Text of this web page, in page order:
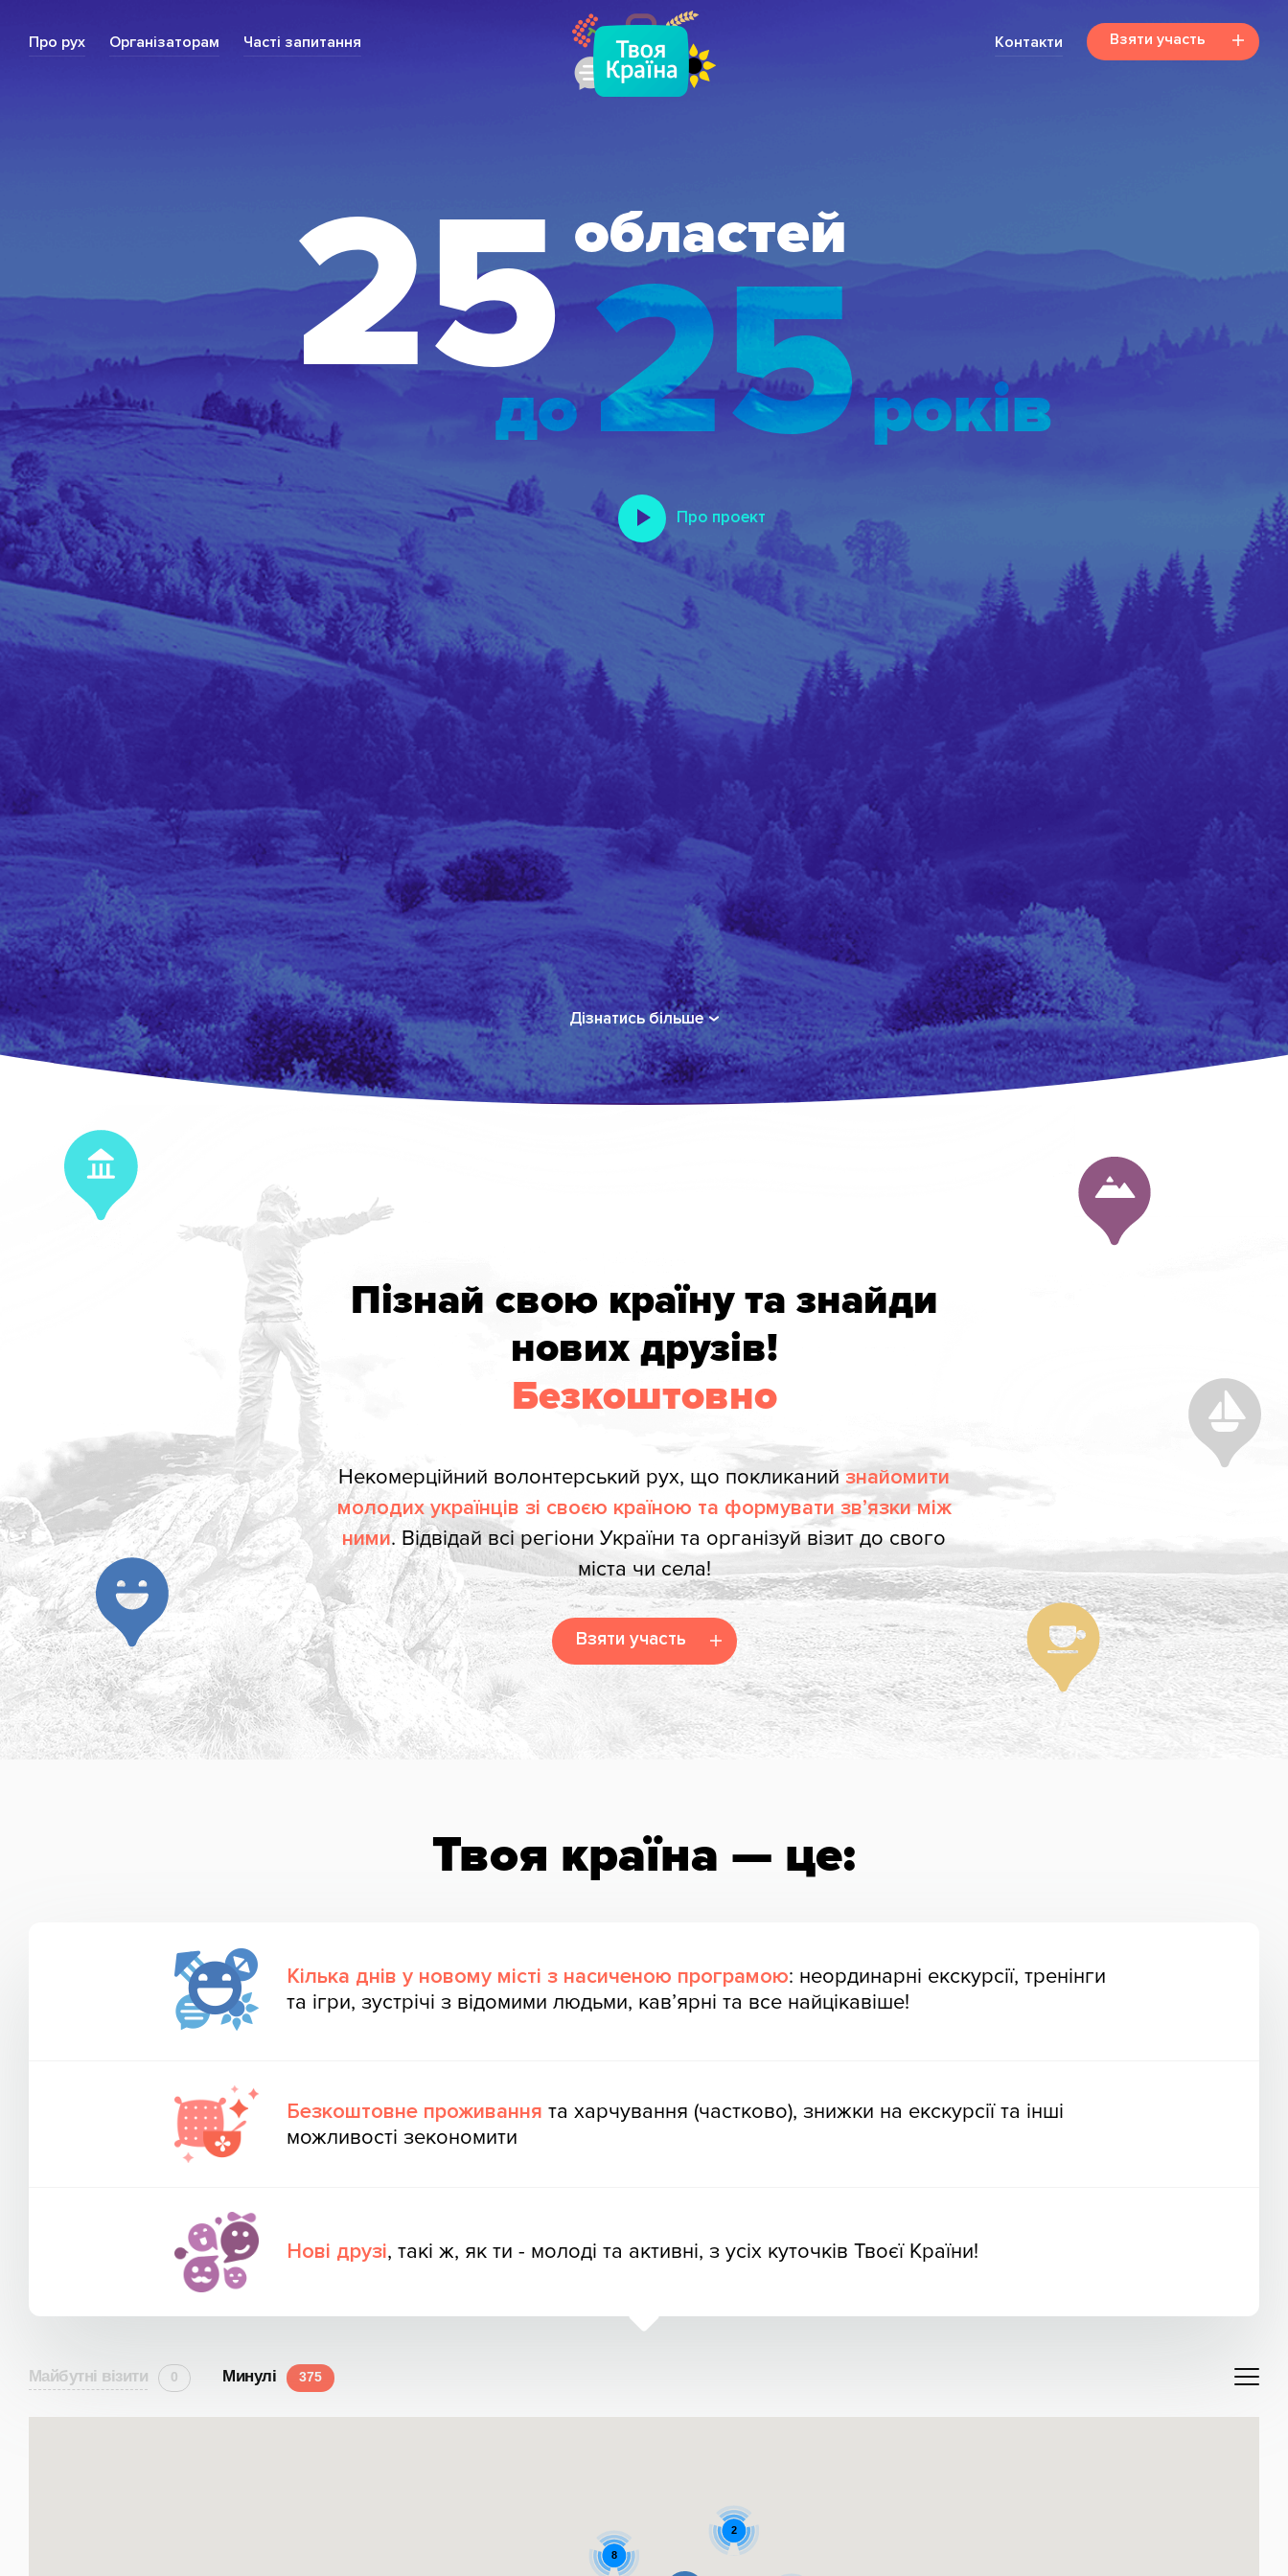
Про рух Органiзаторам Частi запитання Контакти Взяти участь
25областей
до25років
Про проект
Дiзнатись бiльше
Пізнай свою країну та знайди
нових друзів!
Безкоштовно
Некомерційний волонтерський рух, що покликаний знайомити
молодих українців зі своєю країною та формувати зв’язки між
ними. Відвідай всі регіони України та організуй візит до свого
міста чи села!
Взяти участь
Твоя країна — це:
Кілька днів у новому місті з насиченою програмою: неординарні екскурсії, тренінги
та ігри, зустрічі з відомими людьми, кав’ярні та все найцікавіше!
Безкоштовне проживання та харчування (частково), знижки на екскурсії та інші
можливості зекономити
Нові друзі, такі ж, як ти - молоді та активні, з усіх куточків Твоєї Країни!
Майбутнi вiзити 0 Минулi 375
8
2